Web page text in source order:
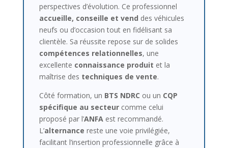
perspectives d’évolution. Ce professionnel
accueille, conseille et vend des véhicules
neufs ou d’occasion tout en fidélisant sa
clientèle. Sa réussite repose sur de solides
compétences relationnelles, une
excellente connaissance produit et la
maîtrise des techniques de vente.
Côté formation, un BTS NDRC ou un CQP
spécifique au secteurcomme celui
proposé par l’ANFA est recommandé.
L’alternance reste une voie privilégiée,
facilitant l’insertion professionnelle grâce à